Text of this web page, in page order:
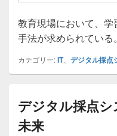
教育現場において、
手法が求められている。
カテゴリー:IT、 デジタル採点
デジタル採点
未来